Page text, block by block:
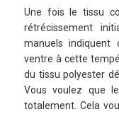
Une fois le tissu
rétrécissement
manuels
ventre à cette
du tissu polyester
Vous voulez que
totalement. Cela